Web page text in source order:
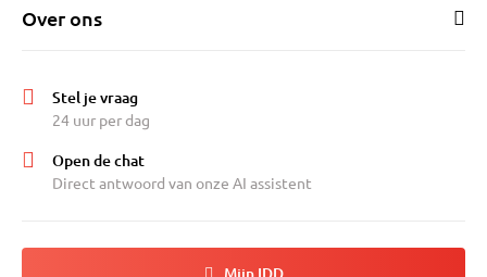
Over ons
Stel je vraag
24 uur per dag
Open de chat
Direct antwoord van onze AI assistent